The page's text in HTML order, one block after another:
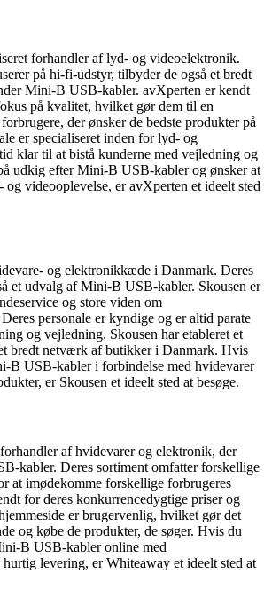
forhandler af lyd- og videoelektronik.
på hi-fi-udstyr, tilbyder de også et bredt
Mini-B USB-kabler. avXperten er kendt
på kvalitet, hvilket gør dem til en
der ønsker de bedste produkter på
er specialiseret inden for lyd- og
klar til at bistå kunderne med vejledning og
udkig efter Mini-B USB-kabler og ønsker at
og videooplevelse, er avXperten et ideelt sted
og elektronikkæde i Danmark. Deres
et udvalg af Mini-B USB-kabler. Skousen er
og store viden om
personale er kyndige og er altid parate
og vejledning. Skousen har etableret et
bredt netværk af butikker i Danmark. Hvis
B USB-kabler i forbindelse med hvidevarer
er Skousen et ideelt sted at besøge.
af hvidevarer og elektronik, der
kabler. Deres sortiment omfatter forskellige
at imødekomme forskellige forbrugeres
for deres konkurrencedygtige priser og
er brugervenlig, hvilket gør det
og købe de produkter, de søger. Hvis du
B USB-kabler online med
levering, er Whiteaway et ideelt sted at